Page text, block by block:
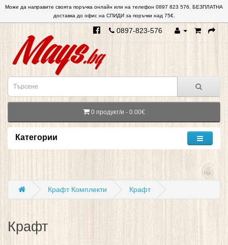
Може да направите своята поръчка онлайн или на телефон 0897 823 576. БЕЗПЛАТНА
доставка до офис на СПИДИ за поръчки над 75€.
0897-823-576
0 продукт/и - 0.00€
Категории
Крафт Комплекти Крафт
Крафт